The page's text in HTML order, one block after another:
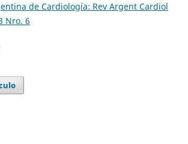
de Cardiología: Rev Argent Cardiol
Nro. 6